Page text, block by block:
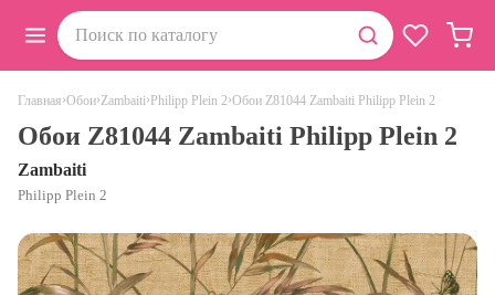
Главная›Обои›Zambaiti› Philipp Plein 2›Обои Z81044 Zambaiti Philipp Plein 2
Обои Z81044 Zambaiti Philipp Plein 2
Zambaiti
Philipp Plein 2